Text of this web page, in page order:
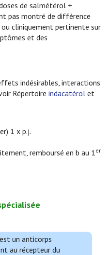
de salmétérol +
pas montré de différence
cliniquement pertinente sur
et des
indésirables, interactions
Répertoire indacatérol et
1 x p.j.
remboursé en b au 1er
un anticorps
au récepteur du